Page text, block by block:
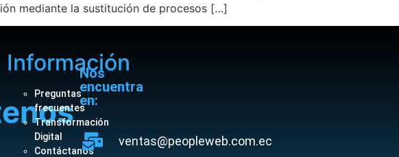
mediante la sustitución de procesos […]
Información
Preguntas
frecuentes
Transformación
Digital
Contáctanos
Nos
encuentra
en:
ventas@peopleweb.com.ec